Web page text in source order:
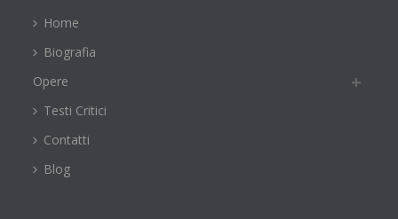
Home
Biografia
Opere
Testi Critici
Contatti
Blog